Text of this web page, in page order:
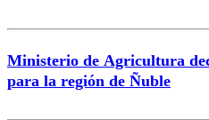
Ministerio de Agricultura
para la región de Ñuble